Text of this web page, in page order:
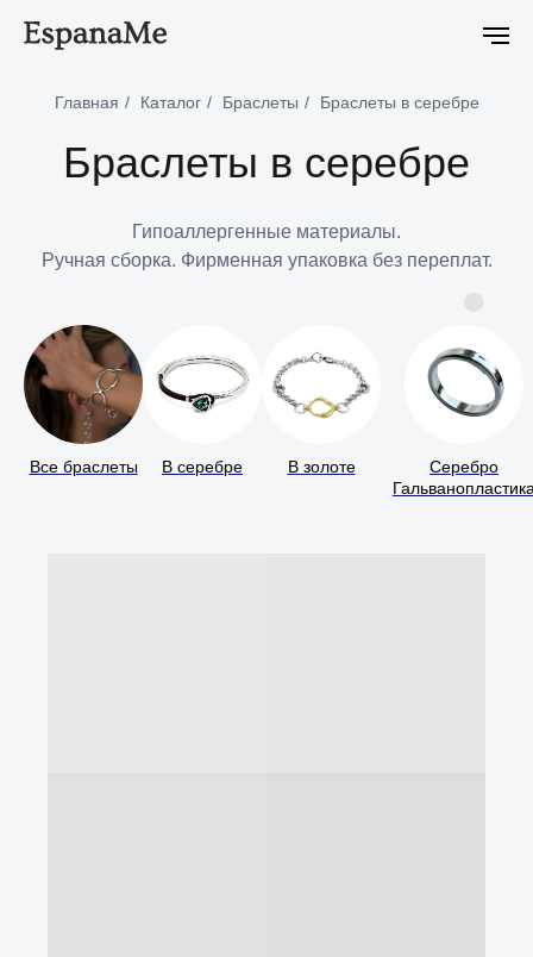
-5% на первый онлайн заказ -5% на первый онлайн заказ
Главная / Каталог / Браслеты / Браслеты в серебре
Браслеты в серебре
Гипоаллергенные материалы.
Ручная сборка. Фирменная упаковка без переплат.
Все браслеты В серебре В золоте
Серебро